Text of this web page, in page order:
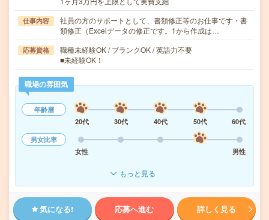
仕事内容
社員の方のサポートとして、書類修正等のお仕事です・書
類修正（Excelデータの修正です。1から作成は…
応募資格
職種未経験OK / ブランクOK / 英語力不要
■未経験OK！
職場の雰囲気
年齢層
20代
30代 40代 50代
60代
男女比率
女性
男性
もっと見る
気になる! 応募へ進む 詳しく見る